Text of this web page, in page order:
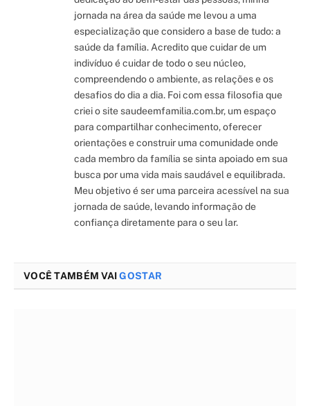
jornada na área da saúde me levou a uma
especialização que considero a base de tudo: a
saúde da família. Acredito que cuidar de um
indivíduo é cuidar de todo o seu núcleo,
compreendendo o ambiente, as relações e os
desafios do dia a dia. Foi com essa filosofia que
criei o site saudeemfamilia.com.br, um espaço
para compartilhar conhecimento, oferecer
orientações e construir uma comunidade onde
cada membro da família se sinta apoiado em sua
busca por uma vida mais saudável e equilibrada.
Meu objetivo é ser uma parceira acessível na sua
jornada de saúde, levando informação de
confiança diretamente para o seu lar.
VOCÊ TAMBÉM VAIGOSTAR